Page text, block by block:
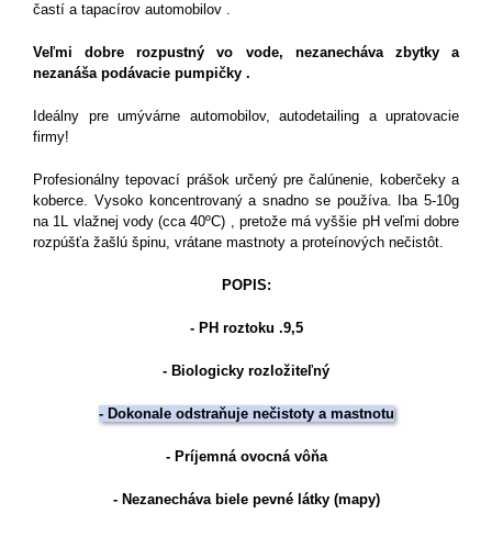
častí a tapacírov automobilov .
Veľmi dobre rozpustný vo vode, nezanecháva zbytky a
nezanáša podávacie pumpičky .
Ideálny pre umývárne automobilov, autodetailing a upratovacie
firmy!
Profesionálny tepovací prášok určený pre čalúnenie, koberčeky a
koberce. Vysoko koncentrovaný a snadno se používa. Iba 5-10g
na 1L vlažnej vody (cca 40ºC) , pretože má vyššie pH veľmi dobre
rozpúšťa žašlú špinu, vrátane mastnoty a proteínových nečistôt.
POPIS:
- PH roztoku .9,5
- Biologicky rozložiteľný
- Dokonale odstraňuje nečistoty a mastnotu
- Príjemná ovocná vôňa
- Nezanecháva biele pevné látky (mapy)